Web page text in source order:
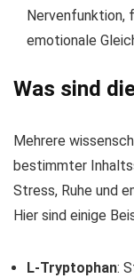
Nervenfunktion,
emotionale
Was sind
Mehrere
bestimmter
Stress, Ruhe und
Hier sind einige
L-Tryptophan: